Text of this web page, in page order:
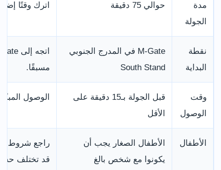
مدة
الجولة
حوالي 75 دقيقة اترك وقتًا
نقطة
البداية
M-Gate في المدرج الجنوبي
South Stand
مسبقًا.
وقت
الوصول
قبل الجولة بـ15 دقيقة على
الأقل
الوصول
الأطفال
الأطفال الصغار يجب أن
يكونوا مع شخص بالغ
راجع شروط
قد تختلف